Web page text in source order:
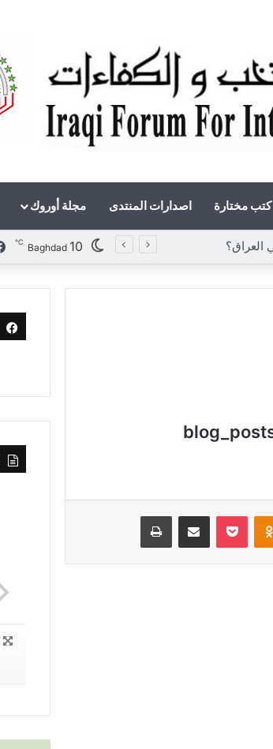
كتب مختارة اصدارات المنتدى مجلة أوروك
Baghdad 10
℃